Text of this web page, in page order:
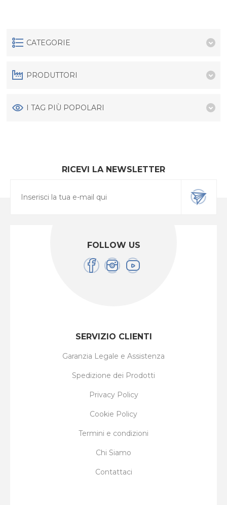
CATEGORIE
PRODUTTORI
I TAG PIÙ POPOLARI
RICEVI LA NEWSLETTER
FOLLOW US
SERVIZIO CLIENTI
Garanzia Legale e Assistenza
Spedizione dei Prodotti
Privacy Policy
Cookie Policy
Termini e condizioni
Chi Siamo
Contattaci